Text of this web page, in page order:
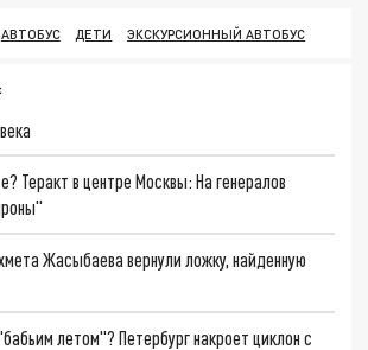
АВТОБУС ДЕТИ ЭКСКУРСИОННЫЙ АВТОБУС
Теракт в центре Москвы: На генералов
Жасыбаева вернули ложку, найденную
летом"? Петербург накроет циклон с